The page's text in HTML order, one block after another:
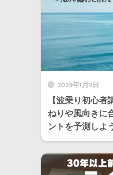
2023年1月2日
【波乗り初心者
ねりや風向きに
ントを予測しよ